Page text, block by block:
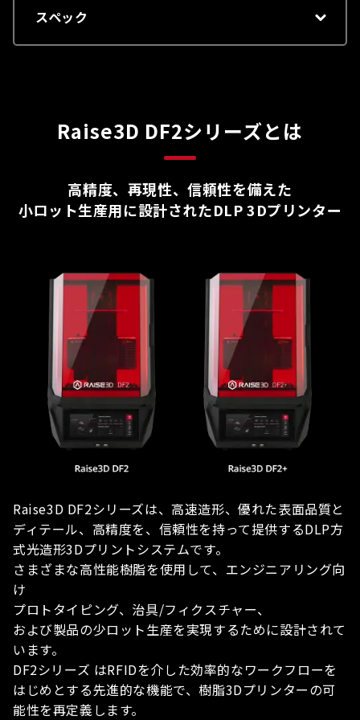
スペック
Raise3D DF2シリーズとは
高精度、再現性、信頼性を備えた
小ロット生産用に設計されたDLP 3Dプリンター
Raise3D DF2シリーズは、高速造形、優れた表面品質と
ディテール、 高精度を、信頼性を持って提供するDLP方
式光造形3Dプリントシステムです。
さまざまな高性能樹脂を使用して、エンジニアリング向
け
プロトタイピング、治具/フィクスチャー、
および製品の少ロット生産を実現するために設計されて
います。
DF2シリーズ はRFIDを介した効率的なワークフローを
はじめとする先進的な機能で、樹脂3Dプリンターの可
能性を再定義します。